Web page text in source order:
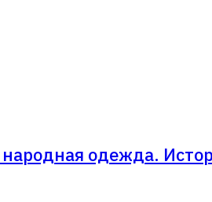
одежда.